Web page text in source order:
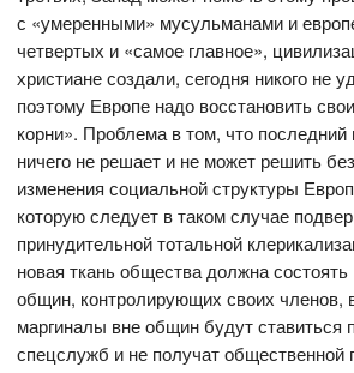
с «умеренными» мусульманами и
четвертых и «самое главное»,
христиане создали, сегодня никого не
поэтому Европе надо восстановить
корни». Проблема в том, что последний
ничего не решает и не может решить
изменения социальной структуры
которую следует в таком случае
принудительной тотальной
новая ткань общества должна состоять
общин, контролирующих своих членов,
маргиналы вне общин будут ставиться
спецслужб и не получат общественной